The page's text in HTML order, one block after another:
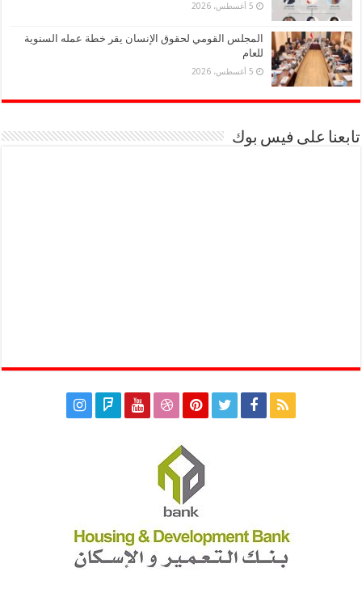
5 أغسطس، 2026
المجلس القومي لحقوق الإنسان يقر خطة عمله السنوية
للعام
5 أغسطس، 2026
تابعنا على فيس بوك